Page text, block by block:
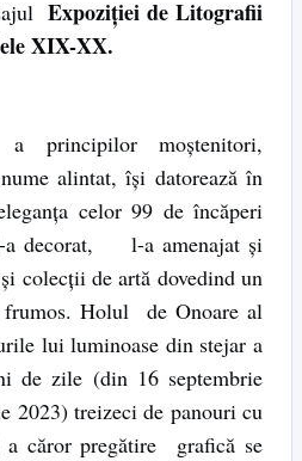
Expoziţiei de Litografii
XIX-XX.
principilor moştenitori,
alintat, îşi datorează în
celor 99 de încăperi
a decorat, l-a amenajat şi
colecţii de artă dovedind un
frumos. Holul de Onoare al
lui luminoase din stejar a
de zile (din 16 septembrie
2023) treizeci de panouri cu
căror pregătire grafică se